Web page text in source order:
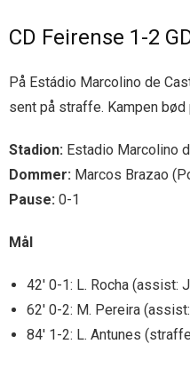
CD Feirense 1-2
På Estádio Marcolino de
sent på straffe. Kampen
Stadion: Estadio Marcolino
Dommer: Marcos Brazao
Pause: 0-1
Mål
42′ 0-1: L. Rocha (assist:
62′ 0-2: M. Pereira
84′ 1-2: L. Antunes